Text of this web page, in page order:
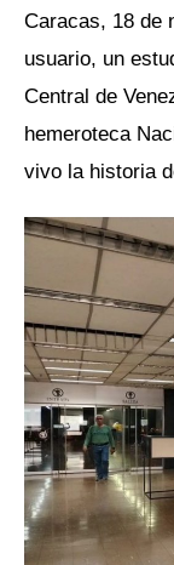
Caracas, 18 de
usuario, un
Central de
hemeroteca
vivo la historia